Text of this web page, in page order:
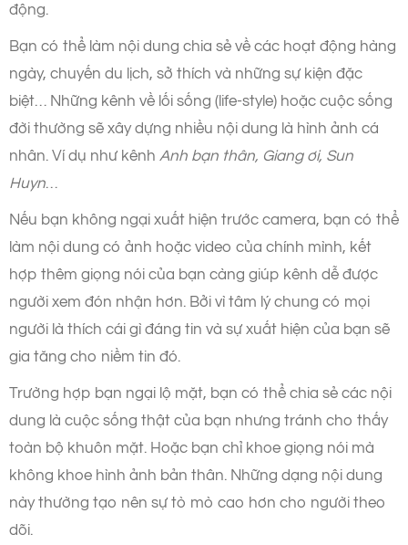
động.
Bạn có thể làm nội dung chia sẻ về các hoạt động hàng
ngày, chuyến du lịch, sở thích và những sự kiện đặc
biệt… Những kênh về lối sống (life-style) hoặc cuộc sống
đời thường sẽ xây dựng nhiều nội dung là hình ảnh cá
nhân. Ví dụ như kênh Anh bạn thân, Giang ơi, Sun
Huyn…
Nếu bạn không ngại xuất hiện trước camera, bạn có thể
làm nội dung có ảnh hoặc video của chính mình, kết
hợp thêm giọng nói của bạn càng giúp kênh dễ được
người xem đón nhận hơn. Bởi vì tâm lý chung có mọi
người là thích cái gì đáng tin và sự xuất hiện của bạn sẽ
gia tăng cho niềm tin đó.
Trường hợp bạn ngại lộ mặt, bạn có thể chia sẻ các nội
dung là cuộc sống thật của bạn nhưng tránh cho thấy
toàn bộ khuôn mặt. Hoặc bạn chỉ khoe giọng nói mà
không khoe hình ảnh bản thân. Những dạng nội dung
này thường tạo nên sự tò mò cao hơn cho người theo
dõi.